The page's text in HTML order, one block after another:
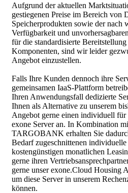
Aufgrund der aktuellen
gestiegenen Preise im Bereich von
Speicherprodukten sowie der nach
Verfügbarkeit und
für die standardisierte
Komponenten, sind wir leider
Angebot einzustellen.
Falls Ihre Kunden dennoch ihre
gemeinsamen IaaS-Plattform
Ihren Anwendungsfall dedizierte
Ihnen als Alternative zu unserem
Angebot gerne einen individuell für
exone Server an. In Kombination
TARGOBANK erhalten Sie
Bedarf zugeschnittenen
kostengünstigen monatlichen
gerne ihren
gerne unser exone.Cloud Housing
um diese Server in unserem
können.